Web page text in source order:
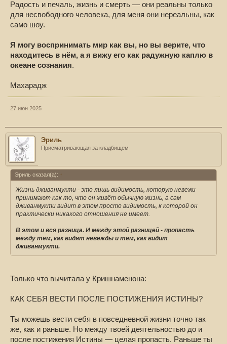
Радость и печаль, жизнь и смерть — они реальны только
для несвободного человека, для меня они нереальны, как
само шоу.
Я могу воспринимать мир как вы, но вы верите, что
находитесь в нём, а я вижу его как радужную каплю в
океане сознания.
Махарадж
27 июн 2025
Эриль
Присматривающая за кладбищем
Эриль сказал(а): ↑
Жизнь дживанмукти - это лишь видимость, которую невежи
принимают как то, что он живёт обычную жизнь, а сам
дживанмукти видит в этом просто видимость, к которой он
практически никакого отношения не имеет.
В этом и вся разница. И между этой разницей - пропасть
между тем, как видят невежды и тем, как видит
дживанмукти.
Только что вычитала у Кришнаменона:
КАК СЕБЯ ВЕСТИ ПОСЛЕ ПОСТИЖЕНИЯ ИСТИНЫ?
Ты можешь вести себя в повседневной жизни точно так
же, как и раньше. Но между твоей деятельностью до и
после постижения Истины — целая пропасть. Раньше ты